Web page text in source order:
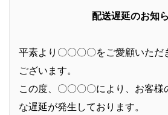
配送遅延のお知
平素より〇〇〇〇をご愛顧いただ
ございます。
この度、〇〇〇〇により、お客様
な遅延が発生しております。